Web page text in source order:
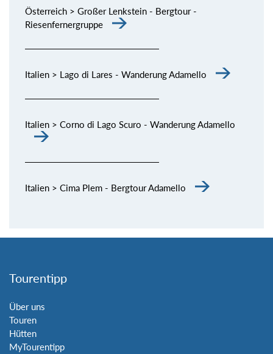
Österreich > Großer Lenkstein - Bergtour -
Riesenfernergruppe
Italien > Lago di Lares - Wanderung Adamello
Italien > Corno di Lago Scuro - Wanderung Adamello
Italien > Cima Plem - Bergtour Adamello
Tourentipp
Über uns
Touren
Hütten
MyTourentipp